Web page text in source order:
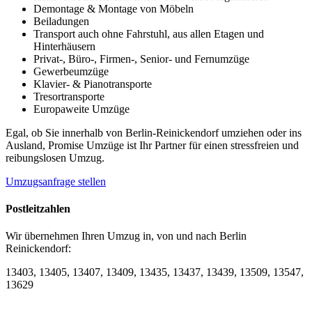
Demontage & Montage von Möbeln
Beiladungen
Transport auch ohne Fahrstuhl, aus allen Etagen und
Hinterhäusern
Privat-, Büro-, Firmen-, Senior- und Fernumzüge
Gewerbeumzüge
Klavier- & Pianotransporte
Tresortransporte
Europaweite Umzüge
Egal, ob Sie innerhalb von Berlin-Reinickendorf umziehen oder ins
Ausland, Promise Umzüge ist Ihr Partner für einen stressfreien und
reibungslosen Umzug.
Umzugsanfrage stellen
Postleitzahlen
Wir übernehmen Ihren Umzug in, von und nach Berlin
Reinickendorf:
13403, 13405, 13407, 13409, 13435, 13437, 13439, 13509, 13547,
13629